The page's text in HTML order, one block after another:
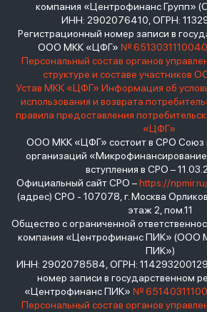
компания «Центрофинанс Групп»
ИНН: 2902076410, ОГРН:
Регистрационный номер записи в
ООО МКК «ЦФГ» №
Персональный состав органов
структуре и составе участников
Устав МКК «ЦФГ» Информация об
использования и возврата
правила предоставления
«ЦФГ»
ООО МКК «ЦФГ» состоит в СРО Союз
организаций
вступления в СРО –
Официальный сайт СРО –https://
(адрес) СРО - 107078, г. Москва Орликов
этаж 2, пом.11
Общество с ограниченной
компания «Центрофинанс ПИК» (ООО
ПИК»)
ИНН: 2902078584, ОГРН:
номер записи в государственном
«Центрофинанс ПИК» №
Персональный состав органов